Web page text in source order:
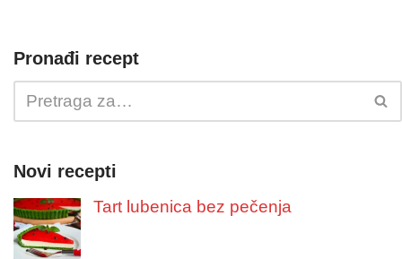
Pronađi recept
Novi recepti
Tart lubenica bez pečenja